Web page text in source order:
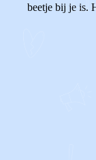
beetje bij je is.